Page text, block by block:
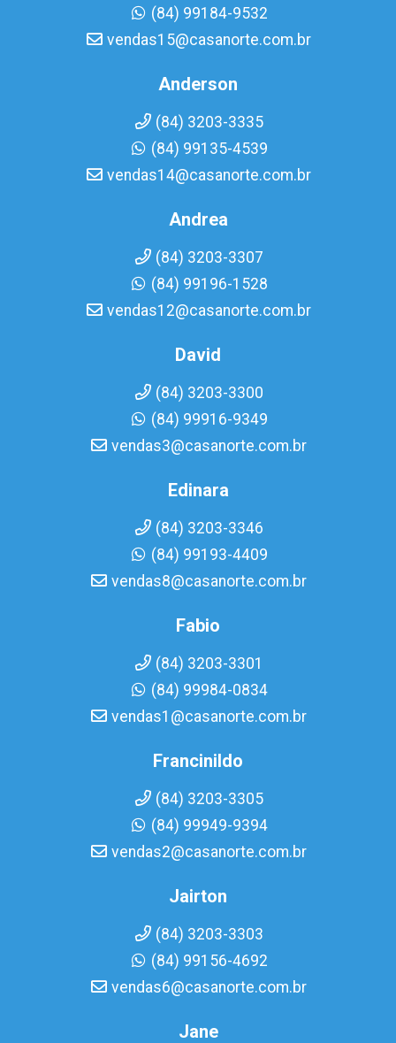
(84) 99184-9532
vendas15@casanorte.com.br
Anderson
(84) 3203-3335
(84) 99135-4539
vendas14@casanorte.com.br
Andrea
(84) 3203-3307
(84) 99196-1528
vendas12@casanorte.com.br
David
(84) 3203-3300
(84) 99916-9349
vendas3@casanorte.com.br
Edinara
(84) 3203-3346
(84) 99193-4409
vendas8@casanorte.com.br
Fabio
(84) 3203-3301
(84) 99984-0834
vendas1@casanorte.com.br
Francinildo
(84) 3203-3305
(84) 99949-9394
vendas2@casanorte.com.br
Jairton
(84) 3203-3303
(84) 99156-4692
vendas6@casanorte.com.br
Jane